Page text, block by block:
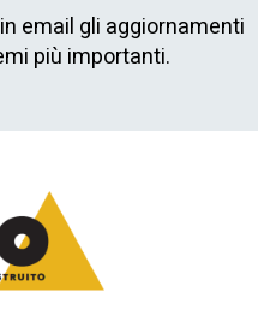
email gli aggiornamenti
più importanti.